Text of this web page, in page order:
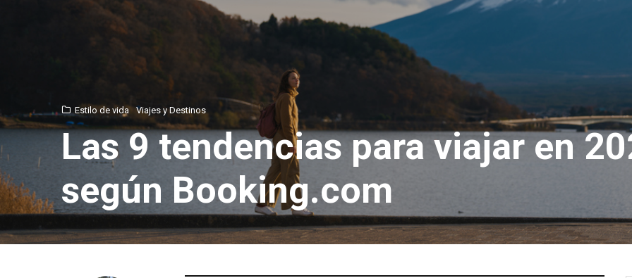
Estilo de vida Viajes y Destinos
Las 9 tendencias para viajar en
según Booking.com